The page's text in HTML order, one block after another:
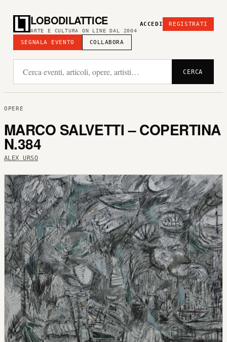
LOBODILATTICE
ARTE E CULTURA ON LINE DAL 2004
SEGNALA EVENTO COLLABORA
ACCEDI REGISTRATI
CERCA
OPERE
MARCO SALVETTI – COPERTINA
N.384
ALEX URSO